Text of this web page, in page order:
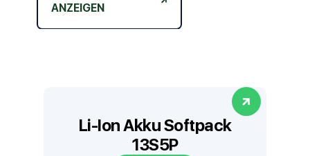
ANZEIGEN
Li-Ion Akku Softpack
13S5P